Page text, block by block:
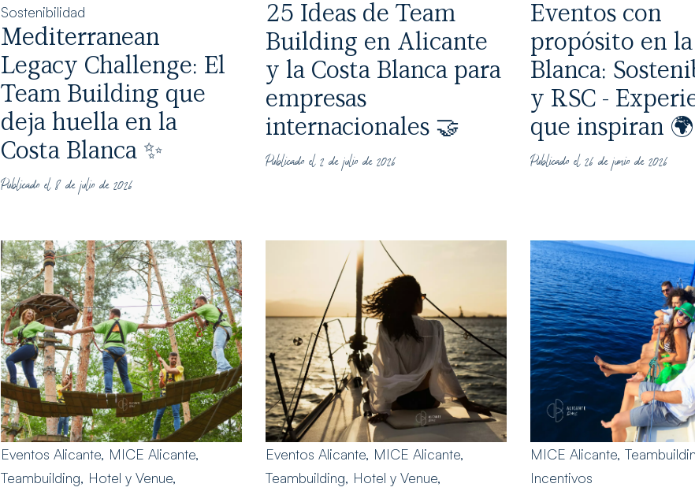
Sostenibilidad
Mediterranean
Legacy Challenge: El
Team Building que
deja huella en la
Costa Blanca ✨
Publicado el 8 de julio de 2026
25 Ideas de Team
Building en Alicante
y la Costa Blanca para
empresas
internacionales 🤝
Publicado el 2 de julio de 2026
Eventos con
propósito en la
Blanca:
y RSC -
que inspiran 🌍
Publicado el 26 de junio de 2026
Eventos Alicante, MICE Alicante,
Teambuilding, Hotel y Venue,
Eventos Alicante, MICE Alicante,
Teambuilding, Hotel y Venue,
MICE Alicante,
Incentivos